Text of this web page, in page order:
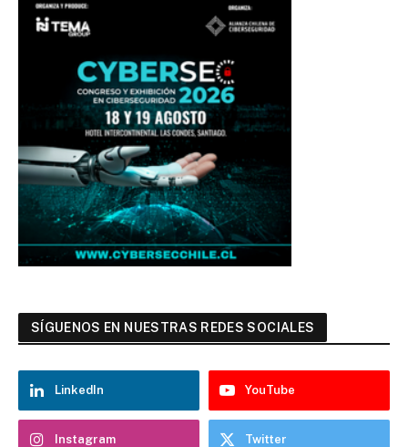
SÍGUENOS EN NUESTRAS REDES SOCIALES
LinkedIn YouTube
Instagram Twitter